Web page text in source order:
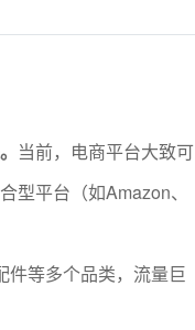
当前，电商平台大致可
型平台（如Amazon、
件等多个品类，流量巨